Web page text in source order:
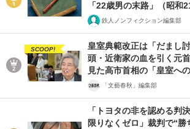
「22歳男の末路」（昭和
鉄人ノンフィクション編集部
SCOOP!
皇室典範改正は「だまし
頭・近衛家の血を引く元
見た高市首相の「皇室へ
「文藝春秋」編集部
「トヨタの非を認める判
限りなくゼロ」裁判で“勝